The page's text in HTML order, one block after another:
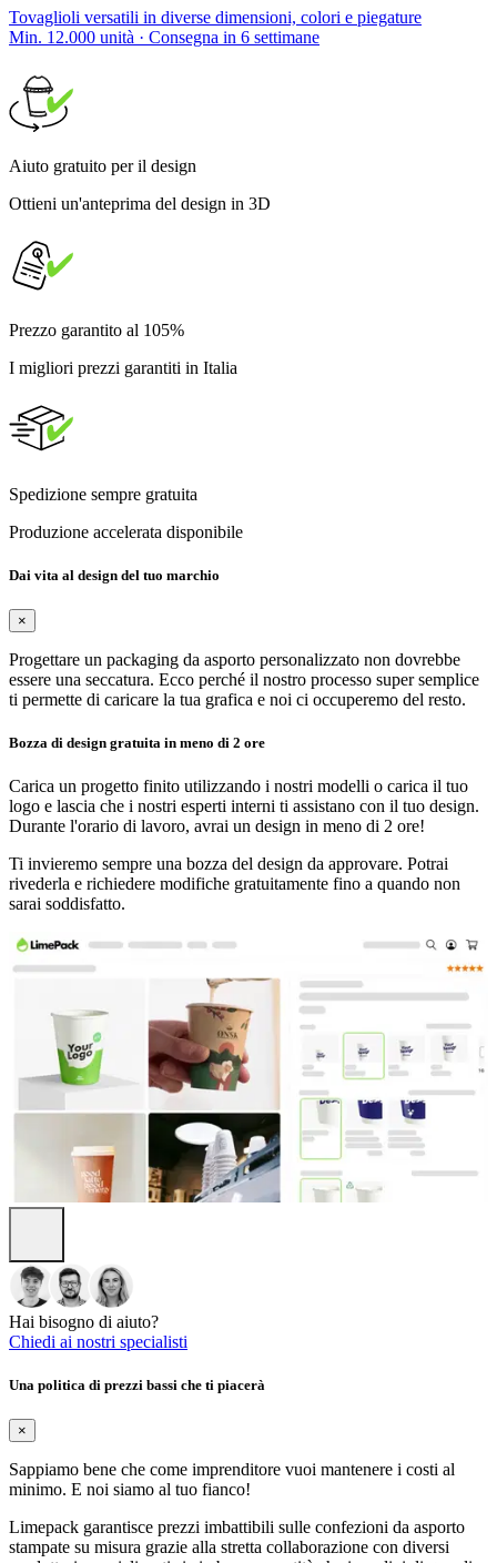
Tovaglioli versatili in diverse dimensioni, colori e piegature
Min. 12.000 unità · Consegna in 6 settimane
Aiuto gratuito per il design
Ottieni un'anteprima del design in 3D
Prezzo garantito al 105%
I migliori prezzi garantiti in Italia
Spedizione sempre gratuita
Produzione accelerata disponibile
Dai vita al design del tuo marchio
×
Progettare un packaging da asporto personalizzato non dovrebbe
essere una seccatura. Ecco perché il nostro processo super semplice
ti permette di caricare la tua grafica e noi ci occuperemo del resto.
Bozza di design gratuita in meno di 2 ore
Carica un progetto finito utilizzando i nostri modelli o carica il tuo
logo e lascia che i nostri esperti interni ti assistano con il tuo design.
Durante l'orario di lavoro, avrai un design in meno di 2 ore!
Ti invieremo sempre una bozza del design da approvare. Potrai
rivederla e richiedere modifiche gratuitamente fino a quando non
sarai soddisfatto.
Hai bisogno di aiuto?
Chiedi ai nostri specialisti
Una politica di prezzi bassi che ti piacerà
×
Sappiamo bene che come imprenditore vuoi mantenere i costi al
minimo. E noi siamo al tuo fianco!
Limepack garantisce prezzi imbattibili sulle confezioni da asporto
stampate su misura grazie alla stretta collaborazione con diversi